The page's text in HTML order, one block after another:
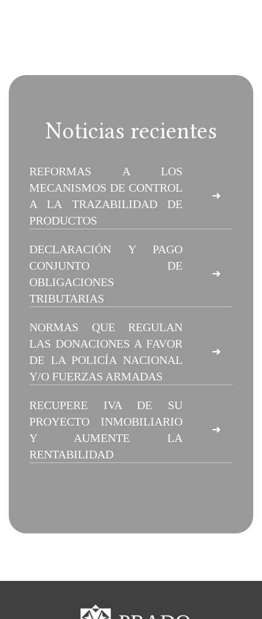
Noticias recientes
REFORMAS A LOS
MECANISMOS DE CONTROL
A LA TRAZABILIDAD DE
PRODUCTOS
➜
DECLARACIÓN Y PAGO
CONJUNTO DE
OBLIGACIONES
TRIBUTARIAS
➜
NORMAS QUE REGULAN
LAS DONACIONES A FAVOR
DE LA POLICÍA NACIONAL
Y/O FUERZAS ARMADAS
➜
RECUPERE IVA DE SU
PROYECTO INMOBILIARIO
Y AUMENTE LA
RENTABILIDAD
➜